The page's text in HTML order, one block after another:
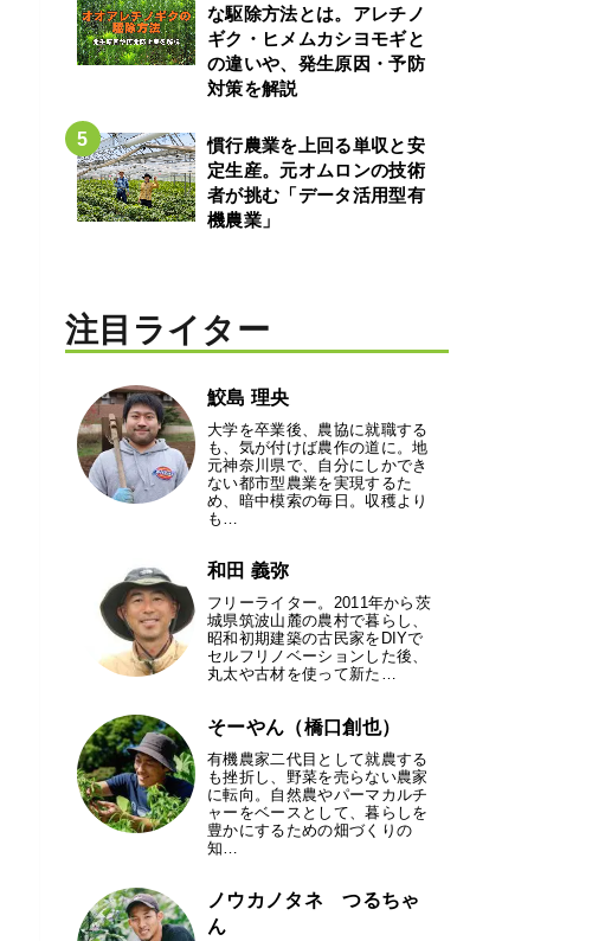
な駆除方法とは。アレチノ
ギク・ヒメムカシヨモギと
の違いや、発生原因・予防
対策を解説
慣行農業を上回る単収と安
定生産。元オムロンの技術
者が挑む「データ活用型有
機農業」
注目ライター
鮫島 理央
大学を卒業後、農協に就職する
も、気が付けば農作の道に。地
元神奈川県で、自分にしかでき
ない都市型農業を実現するた
め、暗中模索の毎日。収穫より
も…
和田 義弥
フリーライター。2011年から茨
城県筑波山麓の農村で暮らし、
昭和初期建築の古民家をDIYで
セルフリノベーションした後、
丸太や古材を使って新た…
そーやん（橋口創也）
有機農家二代目として就農する
も挫折し、野菜を売らない農家
に転向。自然農やパーマカルチ
ャーをベースとして、暮らしを
豊かにするための畑づくりの
知…
ノウカノタネ つるちゃ
ん